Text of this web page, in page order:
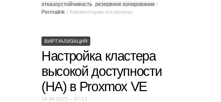
отказоустойчивость резервное копирование |
Permalink | Комментарии отключены
ВИРТУАЛИЗАЦИЯ
Настройка кластера
высокой доступности
(HA) в Proxmox VE
19.06.2025 – 07:13